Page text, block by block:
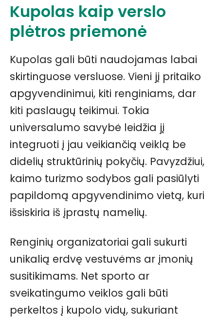
Kupolas kaip verslo
plėtros priemonė
Kupolas gali būti naudojamas labai
skirtinguose versluose. Vieni jį pritaiko
apgyvendinimui, kiti renginiams, dar
kiti paslaugų teikimui. Tokia
universalumo savybė leidžia jį
integruoti į jau veikiančią veiklą be
didelių struktūrinių pokyčių. Pavyzdžiui,
kaimo turizmo sodybos gali pasiūlyti
papildomą apgyvendinimo vietą, kuri
išsiskiria iš įprastų namelių.
Renginių organizatoriai gali sukurti
unikalią erdvę vestuvėms ar įmonių
susitikimams. Net sporto ar
sveikatingumo veiklos gali būti
perkeltos į kupolo vidų, sukuriant